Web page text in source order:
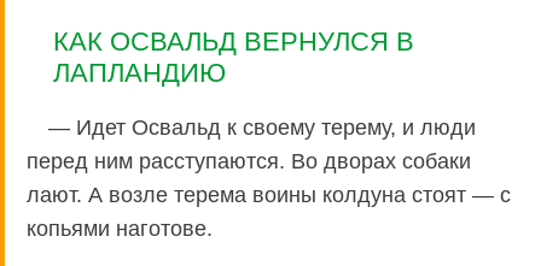
КАК ОСВАЛЬД ВЕРНУЛСЯ В
ЛАПЛАНДИЮ
— Идет Освальд к своему терему, и люди
перед ним расступаются. Во дворах собаки
лают. А возле терема воины колдуна стоят — с
копьями наготове.